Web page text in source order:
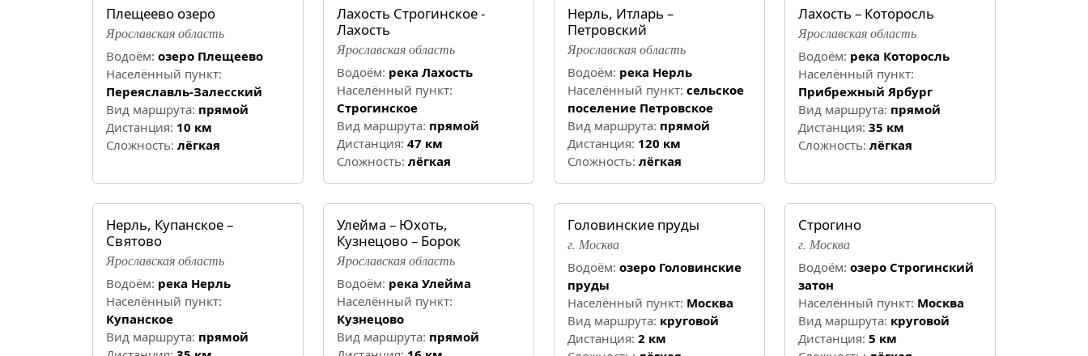
Плещеево озеро
Ярославская область
Водоём: озеро Плещеево
Населённый пункт:
Переяславль-Залесский
Вид маршрута: прямой
Дистанция: 10 км
Cложность: лёгкая
Лахость Строгинское -
Лахость
Ярославская область
Водоём: река Лахость
Населённый пункт:
Строгинское
Вид маршрута: прямой
Дистанция: 47 км
Cложность: лёгкая
Нерль, Итларь –
Петровский
Ярославская область
Водоём: река Нерль
Населённый пункт: сельское
поселение Петровское
Вид маршрута: прямой
Дистанция: 120 км
Cложность: лёгкая
Лахость – Которосль
Ярославская область
Водоём: река Которосль
Населённый пункт:
Прибрежный Ярбург
Вид маршрута: прямой
Дистанция: 35 км
Cложность: лёгкая
Нерль, Купанское –
Святово
Ярославская область
Водоём: река Нерль
Населённый пункт:
Купанское
Вид маршрута: прямой
Улейма – Юхоть,
Кузнецово – Борок
Ярославская область
Водоём: река Улейма
Населённый пункт:
Кузнецово
Вид маршрута: прямой
Головинские пруды
г. Москва
Водоём: озеро Головинские
пруды
Населённый пункт: Москва
Вид маршрута: круговой
Дистанция: 2 км
Строгино
г. Москва
Водоём: озеро Строгинский
затон
Населённый пункт: Москва
Вид маршрута: круговой
Дистанция: 5 км